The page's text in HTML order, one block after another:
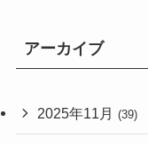
アーカイブ
2025年11月 (39)